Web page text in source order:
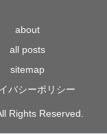
about
all posts
sitemap
バシーポリシー
Rights Reserved.